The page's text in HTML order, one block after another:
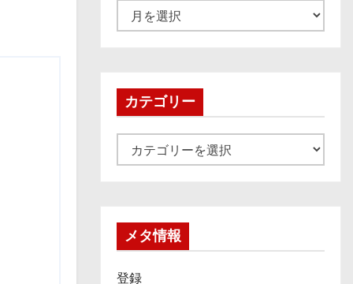
ー
ブカテゴリー
テ
メタ情報
登録